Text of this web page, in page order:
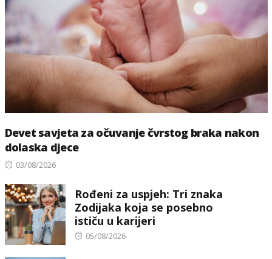
Devet savjeta za očuvanje čvrstog braka nakon
dolaska djece
Posted
03/08/2026
Rođeni za uspjeh: Tri znaka
Zodijaka koja se posebno
ističu u karijeri
Posted
05/08/2026